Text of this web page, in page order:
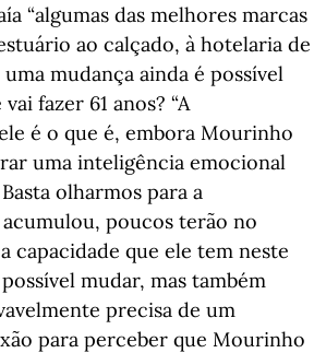
“algumas das melhores marcas
ao calçado, à hotelaria de
uma mudança ainda é possível
fazer 61 anos? “A
é o que é, embora Mourinho
uma inteligência emocional
olharmos para a
poucos terão no
capacidade que ele tem neste
mudar, mas também
precisa de um
para perceber que Mourinho